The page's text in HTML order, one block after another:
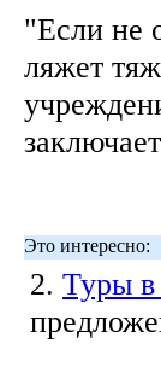
"Если не
ляжет
Это интересно:
2. Туры